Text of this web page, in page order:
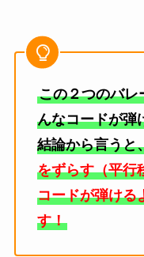
この２つのバレ
んなコードが弾
結論から言うと
をずらす（平行
コードが弾ける
す！